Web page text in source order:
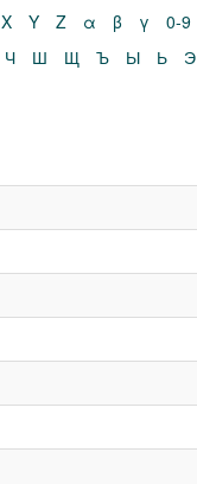
X Y Z α β γ
0-9
Ч Ш Щ Ъ Ы Ь Э